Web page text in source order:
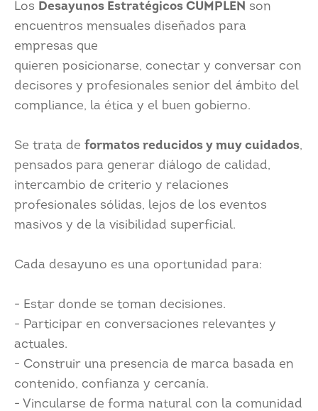
Los Desayunos Estratégicos CUMPLEN son
encuentros mensuales diseñados para
empresas que
quieren posicionarse, conectar y conversar con
decisores y profesionales senior del ámbito del
compliance, la ética y el buen gobierno.
Se trata de formatos reducidos y muy cuidados,
pensados para generar diálogo de calidad,
intercambio de criterio y relaciones
profesionales sólidas, lejos de los eventos
masivos y de la visibilidad superficial.
Cada desayuno es una oportunidad para:
- Estar donde se toman decisiones.
- Participar en conversaciones relevantes y
actuales.
- Construir una presencia de marca basada en
contenido, confianza y cercanía.
- Vincularse de forma natural con la comunidad